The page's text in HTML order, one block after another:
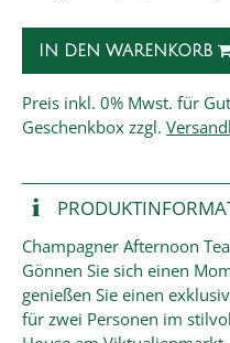
IN DEN WARENKORB
Preis inkl. 0% Mwst. für
Geschenkbox zzgl.
Champagner Afternoon
Gönnen Sie sich einen
genießen Sie einen
für zwei Personen im